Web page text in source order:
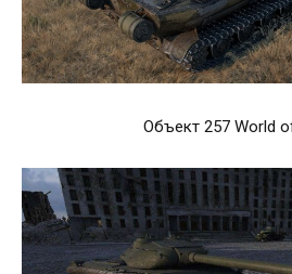
Объект 257 World